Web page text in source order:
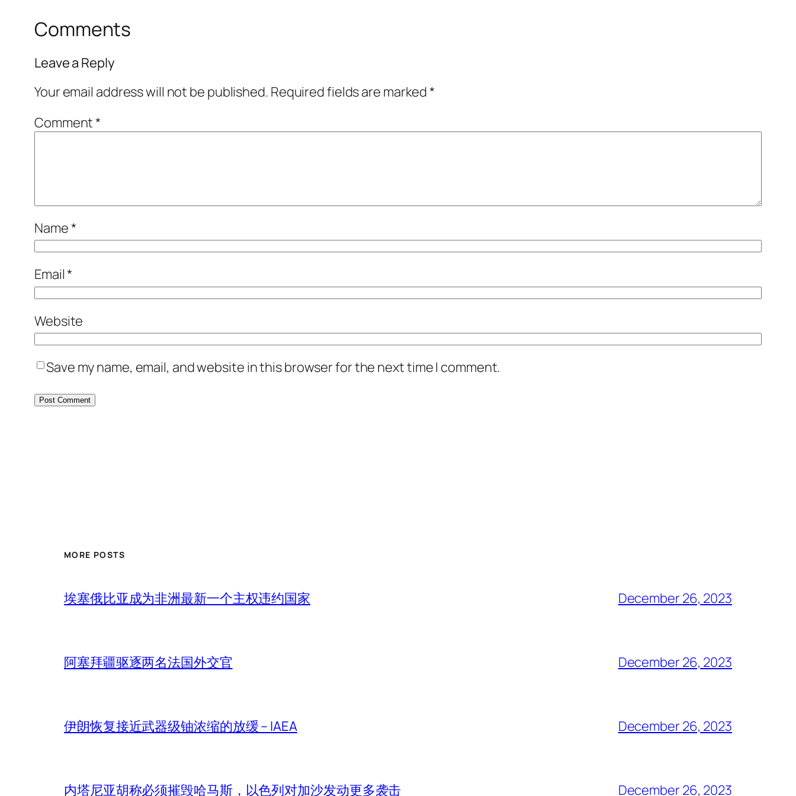
Comments
Leave a Reply
Your email address will not be published. Required fields are marked*
Comment*
Name*
Email*
Website
Save my name, email, and website in this browser for the next time I comment.
MORE POSTS
埃塞俄比亚成为非洲最新一个主权违约国家 December 26, 2023
阿塞拜疆驱逐两名法国外交官 December 26, 2023
伊朗恢复接近武器级铀浓缩的放缓 – IAEA December 26, 2023
内塔尼亚胡称必须摧毁哈马斯，以色列对加沙发动更多袭击 December 26, 2023